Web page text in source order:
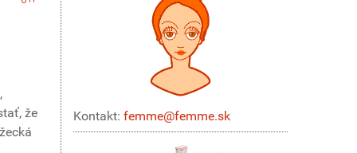
že
Kontakt: femme@femme.sk